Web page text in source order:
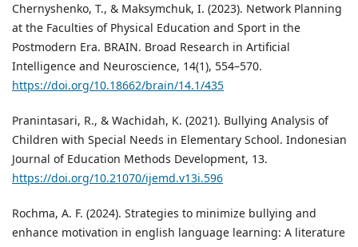
Chernyshenko, T., & Maksymchuk, I. (2023). Network Planning
at the Faculties of Physical Education and Sport in the
Postmodern Era. BRAIN. Broad Research in Artificial
Intelligence and Neuroscience, 14(1), 554–570.
https://doi.org/10.18662/brain/14.1/435
Pranintasari, R., & Wachidah, K. (2021). Bullying Analysis of
Children with Special Needs in Elementary School. Indonesian
Journal of Education Methods Development, 13.
https://doi.org/10.21070/ijemd.v13i.596
Rochma, A. F. (2024). Strategies to minimize bullying and
enhance motivation in english language learning: A literature